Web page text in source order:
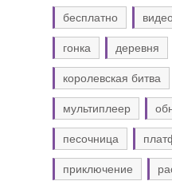
бесплатно
гонка деревня
королевская битва
мультиплеер
песочница
приключение